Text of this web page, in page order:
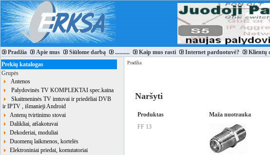
Pradžia Apie mus Siūlome darbą .......... Kaip mus rasti Internet parduotuvė?
Klientų
Prekių katalogas
Grupės
Antenos
Palydovinės TV KOMPLEKTAI spec.kaina
Skaitmeninės TV imtuvai ir priedėliai DVB
ir IPTV , išmanieji Android
Antenų tvirtinimo stovai
Dalikliai, atšakotuvai
Dekoderiai, moduliai
Duomenų laikmenos, kortelės
Elektroniniai priedai, komutatoriai
Pradžia
Naršyti
Produktas Maža nuotrauka
FF 13